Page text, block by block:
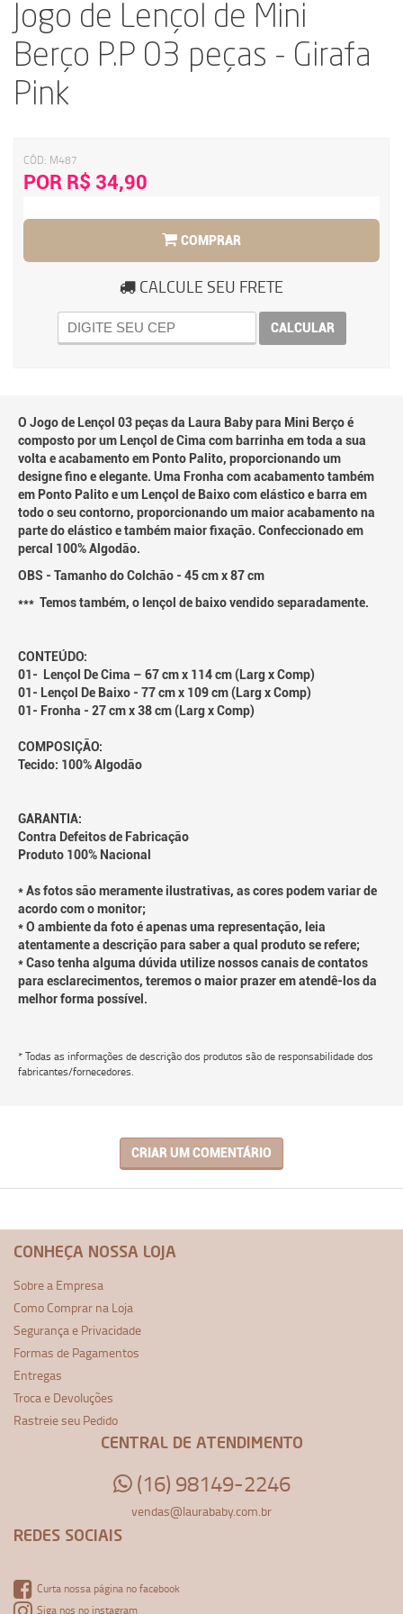
Jogo de Lençol de Mini
Berço P.P 03 peças - Girafa
Pink
CÓD: M487
POR R$ 34,90
COMPRAR
CALCULE SEU FRETE
CALCULAR
O Jogo de Lençol 03 peças da Laura Baby para Mini Berço é
composto por um Lençol de Cima com barrinha em toda a sua
volta e acabamento em Ponto Palito, proporcionando um
designe fino e elegante. Uma Fronha com acabamento também
em Ponto Palito e um Lençol de Baixo com elástico e barra em
todo o seu contorno, proporcionando um maior acabamento na
parte do elástico e também maior fixação. Confeccionado em
percal 100% Algodão.
OBS - Tamanho do Colchão - 45 cm x 87 cm
*** Temos também, o lençol de baixo vendido separadamente.
CONTEÚDO:
01- Lençol De Cima – 67 cm x 114 cm (Larg x Comp)
01- Lençol De Baixo - 77 cm x 109 cm (Larg x Comp)
01- Fronha - 27 cm x 38 cm (Larg x Comp)
COMPOSIÇÃO:
Tecido: 100% Algodão
GARANTIA:
Contra Defeitos de Fabricação
Produto 100% Nacional
* As fotos são meramente ilustrativas, as cores podem variar de
acordo com o monitor;
* O ambiente da foto é apenas uma representação, leia
atentamente a descrição para saber a qual produto se refere;
* Caso tenha alguma dúvida utilize nossos canais de contatos
para esclarecimentos, teremos o maior prazer em atendê-los da
melhor forma possível.
* Todas as informações de descrição dos produtos são de responsabilidade dos
fabricantes/fornecedores.
CRIAR UM COMENTÁRIO
CONHEÇA NOSSA LOJA
Sobre a Empresa
Como Comprar na Loja
Segurança e Privacidade
Formas de Pagamentos
Entregas
Troca e Devoluções
Rastreie seu Pedido
CENTRAL DE ATENDIMENTO
(16) 98149-2246
vendas@laurababy.com.br
REDES SOCIAIS
Curta nossa página no facebook
Siga nos no instagram